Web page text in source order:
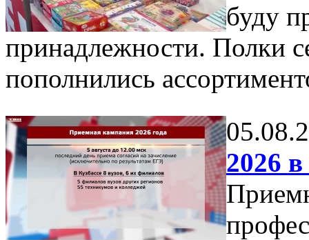
буду
принадлежности. Полки
пополнились
2026 в